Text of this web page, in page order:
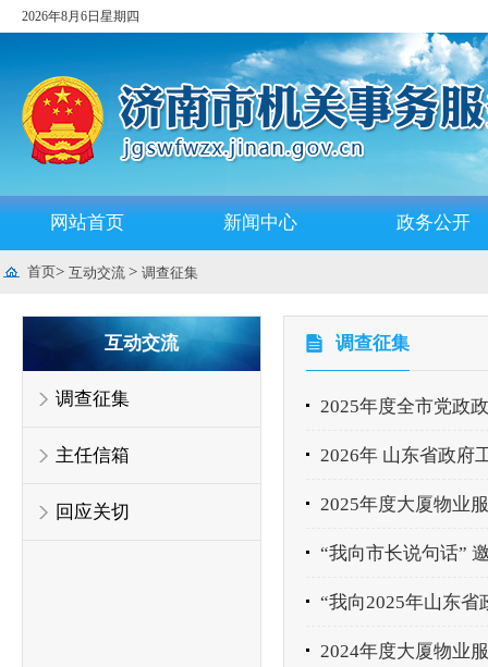
2026年8月6日星期四
网站首页 新闻中心 政务公开
首页> 互动交流 > 调查征集
互动交流
调查征集
主任信箱
回应关切
调查征集
2025年度全市党政
2026年 山东省政府
2025年度大厦物业
“我向市长说句话”
“我向2025年山东省
2024年度大厦物业